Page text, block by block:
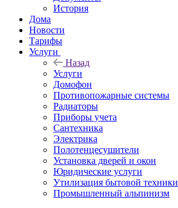
История
Дома
Новости
Тарифы
Услуги
Назад
Услуги
Домофон
Противопожарные системы
Радиаторы
Приборы учета
Сантехника
Электрика
Полотенцесушители
Установка дверей и окон
Юридические услуги
Утилизация бытовой техники
Промышленный альпинизм